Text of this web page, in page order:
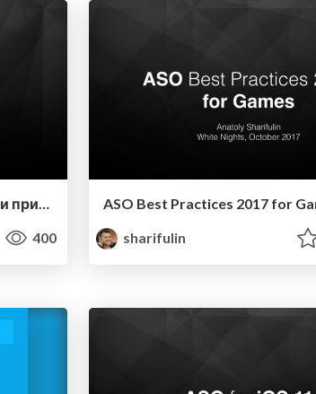
Как с помощью ASO-оптимизации привлечь пользователей в приложение и игру
400
ASO Best Practices 2017 for
sharifulin